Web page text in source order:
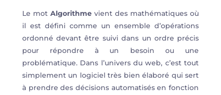
Le motAlgorithmevient des mathématiques où
il est défini comme un ensemble d’opérations
ordonné devant être suivi dans un ordre précis
pour répondre à un besoin ou une
problématique. Dans l’univers du web, c’est tout
simplement un logiciel très bien élaboré qui sert
à prendre des décisions automatisés en fonction